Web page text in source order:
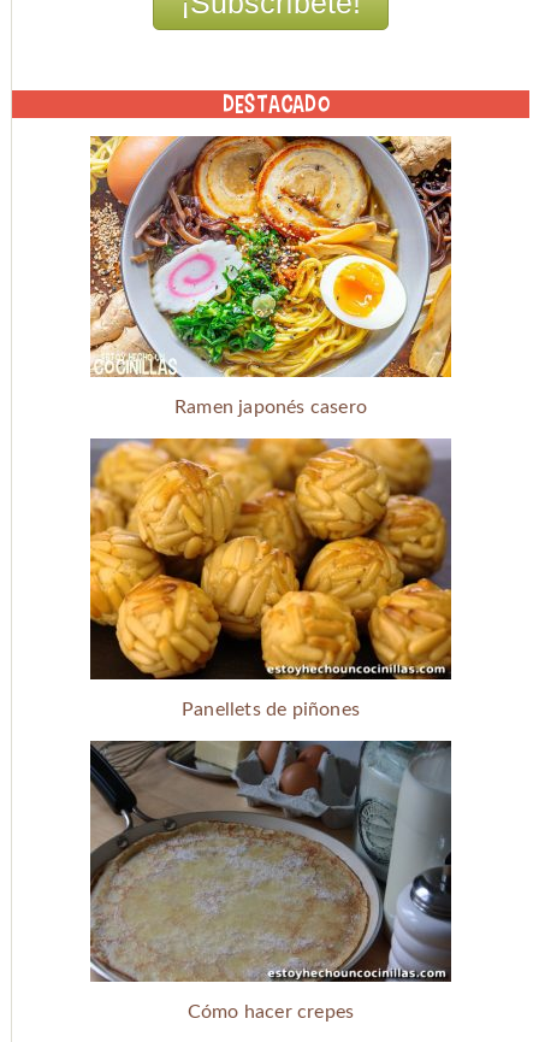
DESTACADO
Ramen japonés casero
Panellets de piñones
Cómo hacer crepes